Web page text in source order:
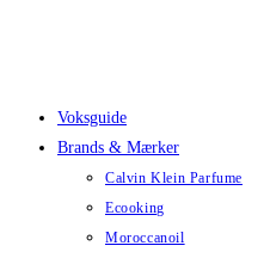
Voksguide
Brands & Mærker
Calvin Klein Parfume
Ecooking
Moroccanoil